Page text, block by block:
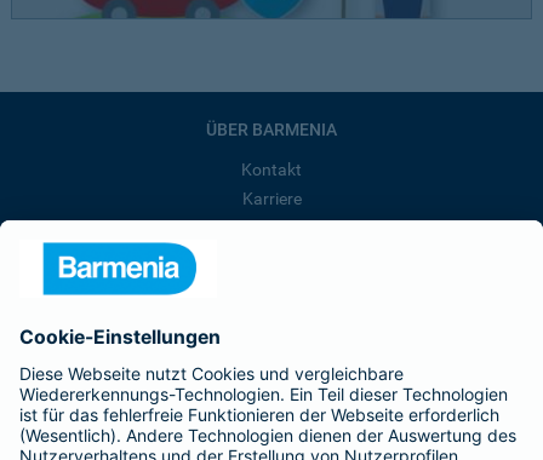
ÜBER BARMENIA
Kontakt
Karriere
Barmenia ist Teil der BarmeniaGothaer
BELIEBTE SEITEN
Kranken-Zusatzversicherung